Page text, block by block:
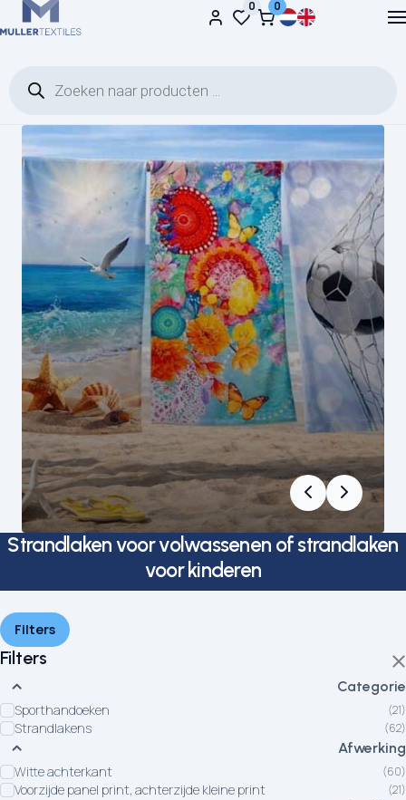
Ga naar de inhoud 0 0
Strandlaken voor volwassenen of strandlaken
voor kinderen
Filters
Filters
Categorie
Sporthandoeken
(21)
Strandlakens (62)
Afwerking
Witte achterkant
(60)
Voorzijde panel print, achterzijde kleine print (21)